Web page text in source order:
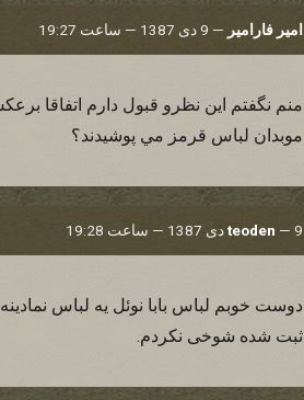
امیر فارامیر — 9 دی 1387 — ساعت 19:27
منم نگفتم اين نظرو قبول دارم اتفاقا
موبدان لباس قرمز مي پوشيدند؟
teoden — 9 دی 1387 — ساعت 19:28
دوست خوبم لباس بابا نوئل يه لباس
ثبت شده شوخی نکردم.